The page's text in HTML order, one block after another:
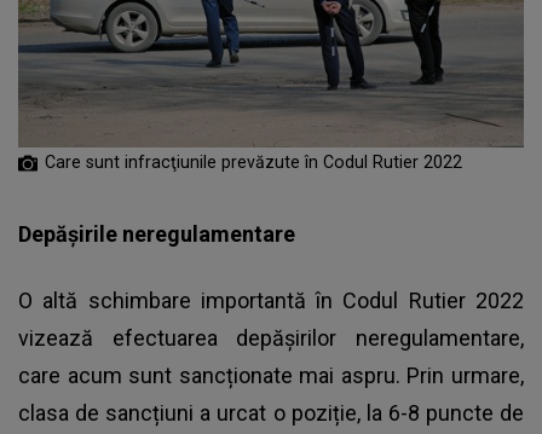
Care sunt infracţiunile prevăzute în Codul Rutier 2022
Depășirile neregulamentare
O altă schimbare importantă în Codul Rutier 2022
vizează efectuarea depășirilor neregulamentare,
care acum sunt sancționate mai aspru. Prin urmare,
clasa de sancțiuni a urcat o poziție, la 6-8 puncte de